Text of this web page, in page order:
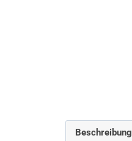
Beschreibung